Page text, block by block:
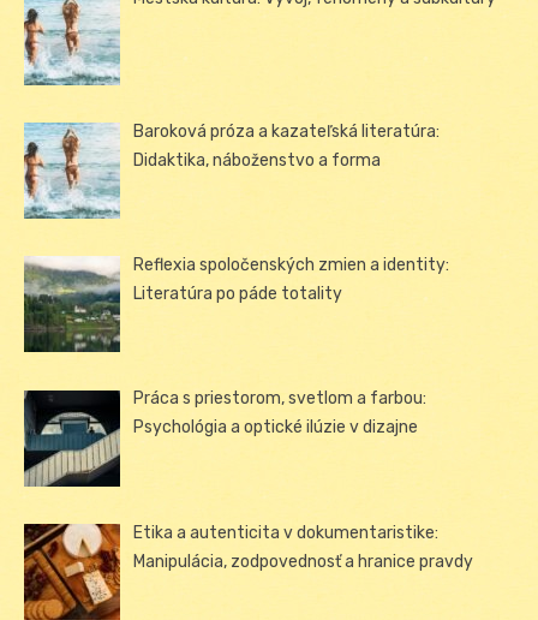
Baroková próza a kazateľská literatúra:
Didaktika, náboženstvo a forma
Reflexia spoločenských zmien a identity:
Literatúra po páde totality
Práca s priestorom, svetlom a farbou:
Psychológia a optické ilúzie v dizajne
Etika a autenticita v dokumentaristike:
Manipulácia, zodpovednosť a hranice pravdy